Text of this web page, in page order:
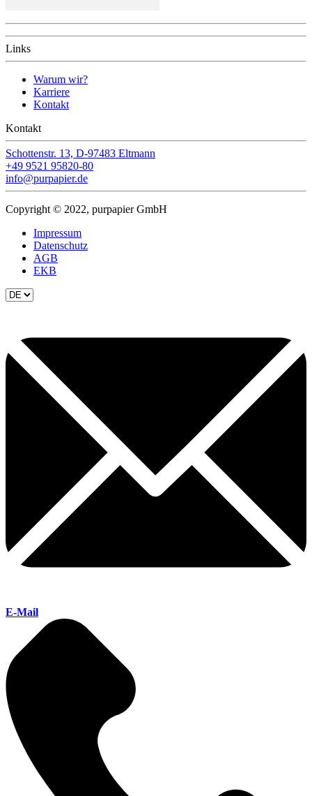
Links
Warum wir?
Karriere
Kontakt
Kontakt
Schottenstr. 13, D-97483 Eltmann
+49 9521 95820-80
info@purpapier.de
Copyright © 2022, purpapier GmbH
Impressum
Datenschutz
AGB
EKB
Sprache
E-Mail